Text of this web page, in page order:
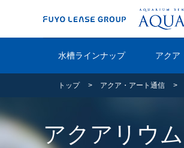
水槽ラインナップ アクア
トップ アクア・アート通信
アクアリウ